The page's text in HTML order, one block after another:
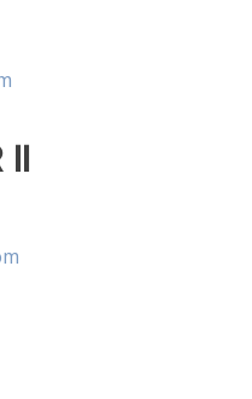
II